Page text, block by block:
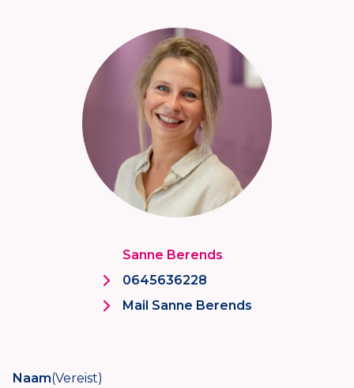
Sanne Berends
0645636228
Mail Sanne Berends
Naam(Vereist)